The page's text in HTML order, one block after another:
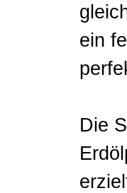
ein
Die